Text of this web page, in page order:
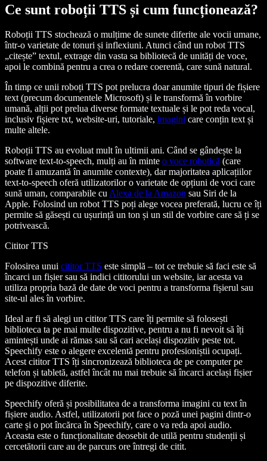
Ce sunt roboții TTS și cum funcționează?
Roboții TTS stochează o mulțime de sunete diferite ale vocii umane,
într-o varietate de tonuri și inflexiuni. Atunci când un robot TTS
„citește” textul, extrage din vasta sa bibliotecă de unități de voce,
apoi le combină pentru a crea o redare coerentă, care sună natural.
În timp ce unii roboți TTS pot prelucra doar anumite tipuri de fișiere
text (precum documentele Microsoft) și le transformă în vorbire
umană, alții pot prelua diverse formate textuale și le pot reda vocal,
inclusiv fișiere txt, website-uri, tutoriale, imagini care conțin text și
multe altele.
Roboții TTS au evoluat mult în ultimii ani. Când se gândește la
software text-to-speech, mulți au în minte o voce robotică (care
poate fi amuzantă în anumite contexte), dar majoritatea aplicațiilor
text-to-speech oferă utilizatorilor o varietate de opțiuni de voci care
sună uman, comparabile cuAlexa de la Amazon sau Siri de la
Apple. Folosind un robot TTS poți alege vocea preferată, lucru ce îți
permite să găsești cu ușurință un ton și un stil de vorbire care să ți se
potrivească.
Cititor TTS
Folosirea unui cititor TTS este simplă – tot ce trebuie să faci este să
încarci un fișier sau să indici cititorului un website, iar acesta va
utiliza propria bază de date de voci pentru a transforma fișierul sau
site-ul ales în vorbire.
Ideal ar fi să alegi un cititor TTS care îți permite să folosești
biblioteca ta pe mai multe dispozitive, pentru a nu fi nevoit să îți
amintești unde ai rămas sau să cari același dispozitiv peste tot.
Speechify este o alegere excelentă pentru profesioniștii ocupați.
Acest cititor TTS îți sincronizează biblioteca de pe computer pe
telefon și tabletă, astfel încât nu mai trebuie să încarci același fișier
pe dispozitive diferite.
Speechify oferă și posibilitatea de a transforma imagini cu text în
fișiere audio. Astfel, utilizatorii pot face o poză unei pagini dintr-o
carte și o pot încărca în Speechify, care o va reda apoi audio.
Aceasta este o funcționalitate deosebit de utilă pentru studenții și
cercetătorii care au de parcurs ore întregi de citit.